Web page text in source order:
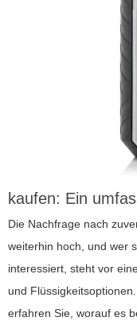
kaufen: Ein
Die Nachfrage nach
weiterhin hoch, und wer
interessiert, steht vor
und
erfahren Sie, worauf es